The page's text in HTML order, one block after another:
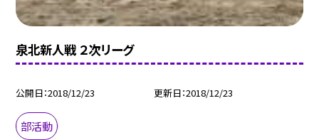
泉北新人戦 ２次リーグ
公開日 2018/12/23 更新日 2018/12/23
部活動